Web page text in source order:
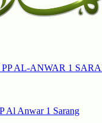
AL-ANWAR 1
Al Anwar 1 Sarang